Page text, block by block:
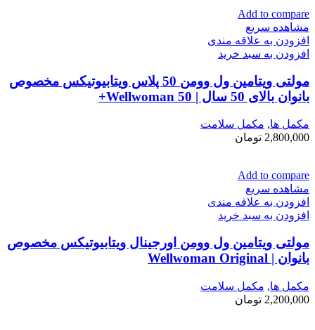
Add to compare
مشاهده سریع
افزودن به علاقه مندی
افزودن به سبد خرید
مولتی ویتامین ول وومن 50 پلاس ویتابیوتیکس مخصوص
بانوان بالای 50 سال | Wellwoman 50+
مكمل ها, مکمل سلامت
2,800,000 تومان
Add to compare
مشاهده سریع
افزودن به علاقه مندی
افزودن به سبد خرید
مولتی ویتامین ول وومن اورجینال ویتابیوتیکس مخصوص
بانوان | Wellwoman Original
مكمل ها, مکمل سلامت
2,200,000 تومان